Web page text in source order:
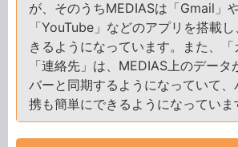
が、そのうちMEDIASは「Gmail」
「YouTube」などのアプリを搭載
きるようになっています。また、
「連絡先」は、MEDIAS上のデー
バーと同期するようになっていて
携も簡単にできるようになっていま